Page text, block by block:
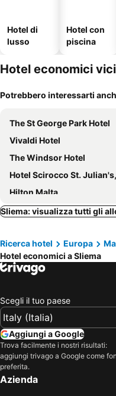
Hotel di
lusso
Hotel con
piscina
Hotel economici
Potrebbero interessarti
The St George Park Hotel
Vivaldi Hotel
The Windsor Hotel
Hotel Scirocco St. Julian's, Affiliated by Meliá
Hilton Malta
InterContinental Malta by
Xemxija Bay Hotel
Radisson Blu Resort, Malta St.
Damare Resort & SPA
Salini Resort
Osborne Hotel
ME Malta
Bora Bora Ibiza Malta Resort - Music Hotel - Adults Only 18 plus
Sliema Marina Hotel
1926 Le Soleil Hotel & Spa
Sliema: visualizza tutti gli
Ricerca hotel Europa
Hotel economici a Sliema
Scegli il tuo paese
Aggiungi a Google
Trova facilmente i nostri risultati:
aggiungi trivago a Google come
preferita.
Azienda